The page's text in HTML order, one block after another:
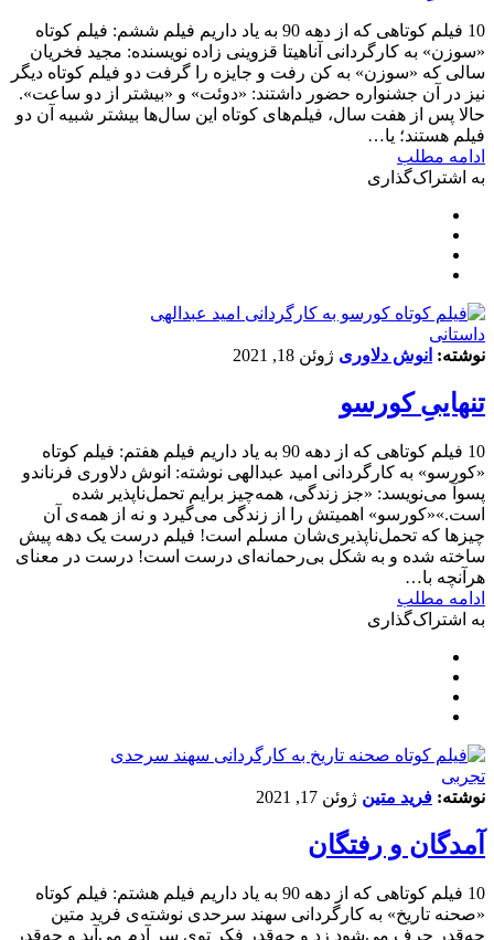
10 فیلم کوتاهی که از دهه 90 به یاد داریم فیلم ششم: فیلم کوتاه
«سوزن» به کارگردانی آناهیتا قزوینی زاده نویسنده: مجید فخریان
سالی که «سوزن» به کن رفت و جایزه را گرفت دو فیلم کوتاه دیگر
نیز در آن جشنواره حضور داشتند: «دوئت» و «بیشتر از دو ساعت».
حالا پس از هفت سال، فیلم‌های کوتاه این سال‌ها بیشتر شبیه آن دو
فیلم هستند؛ یا…
ادامه مطلب
به اشتراک‌گذاری
داستانی
نوشته: انوش دلاوری ژوئن 18, 2021
تنهاییِ کورسو
10 فیلم کوتاهی که از دهه 90 به یاد داریم فیلم هفتم: فیلم کوتاه
«کورسو» به کارگردانی امید عبدالهی نوشته: انوش دلاوری فرناندو
پسوآ می‌نویسد: «جز زندگی، همه‌چیز برایم تحمل‌ناپذیر شده
است.»«کورسو» اهمیتش را از زندگی می‌گیرد و نه از همه‌ی آن
چیزها که تحمل‌ناپذیری‌شان مسلم است! فیلم درست یک دهه پیش
ساخته شده و به شکل بی‌رحمانه‌ای درست است! درست در معنای
هرآنچه با…
ادامه مطلب
به اشتراک‌گذاری
تجربی
نوشته: فرید متین ژوئن 17, 2021
آمدگان و رفتگان
10 فیلم کوتاهی که از دهه 90 به یاد داریم فیلم هشتم: فیلم کوتاه
«صحنه تاریخ» به کارگردانی سهند سرحدی نوشته‌ی فرید متین
چه‌قدر حرف می‌شود زد و چه‌قدر فکر توی سرِ آدم می‌آید و چه‌قدر